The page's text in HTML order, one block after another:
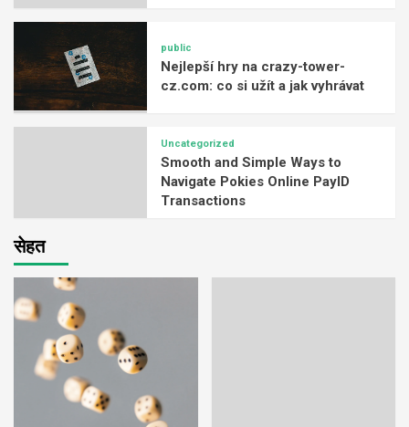
public
Nejlepší hry na crazy-tower-
cz.com: co si užít a jak vyhrávat
Uncategorized
Smooth and Simple Ways to
Navigate Pokies Online PayID
Transactions
सेहत